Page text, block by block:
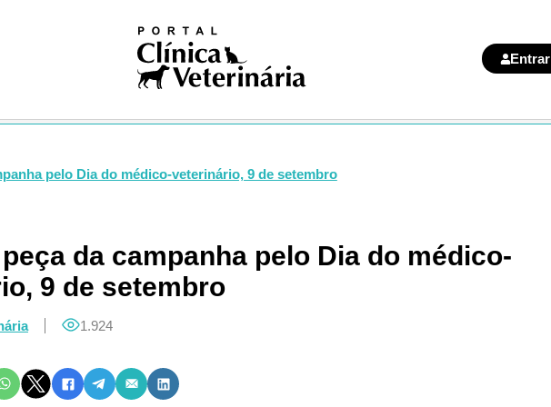
Entrar
pelo Dia do médico-veterinário, 9 de setembro
da campanha pelo Dia do médico-
9 de setembro
1.924